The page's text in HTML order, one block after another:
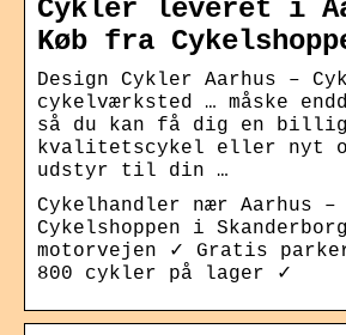
Cykler leveret i
Køb fra
Design Cykler Aarhus –
cykelværksted … måske
så du kan få dig en billig
kvalitetscykel eller nyt
udstyr til din …
Cykelhandler nær Aarhus
Cykelshoppen i
motorvejen ✓ Gratis
800 cykler på lager ✓